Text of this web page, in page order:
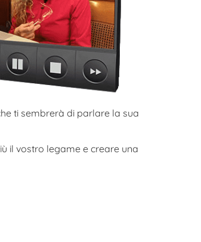
ti sembrerà di parlare la sua
il vostro legame e creare una